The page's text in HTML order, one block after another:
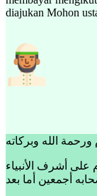
diajukan Mohon
الله وبركاته
على أشرف الأنبياء
أجمعين أما بعد